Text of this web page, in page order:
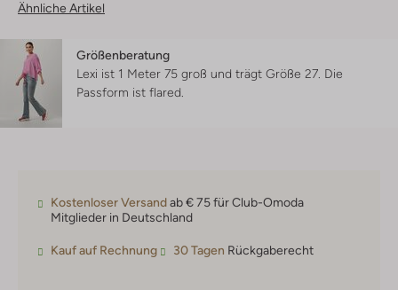
Ähnliche Artikel
Größenberatung
Lexi ist 1 Meter 75 groß und trägt Größe 27. Die
Passform ist flared
Kostenloser Versandab € 75 für Club-Omoda
Mitglieder in Deutschland
Kauf auf Rechnung 30 Tagen Rückgaberecht